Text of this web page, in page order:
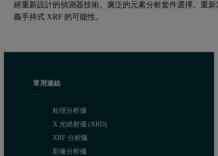
經重新設計的偵測器技術。廣泛的元素分析套件選擇。重新
義手持式 XRF 的可能性。
常用連結
粒徑分析儀
X 光繞射儀 (XRD)
XRF 分析儀
影像分析儀